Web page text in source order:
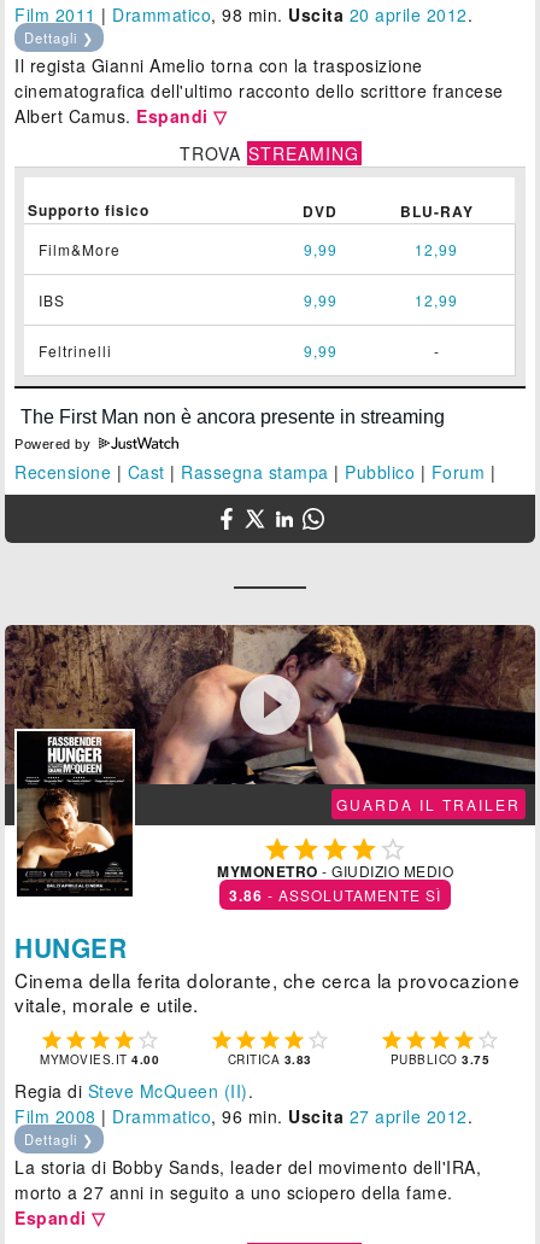
Film 2011 | Drammatico, 98 min. Uscita 20 aprile 2012.
Dettagli ❯
Il regista Gianni Amelio torna con la trasposizione
cinematografica dell'ultimo racconto dello scrittore francese
Albert Camus. Espandi ▽
TROVA STREAMING
Supporto fisico DVD BLU-RAY
Film&More 9,99 12,99
IBS 9,99 12,99
Feltrinelli 9,99 -
Powered by
Recensione | Cast | Rassegna stampa | Pubblico | Forum |

GUARDA IL TRAILER
 
MYMONETRO - GIUDIZIO MEDIO
3.86 - ASSOLUTAMENTE SÌ
HUNGER
Cinema della ferita dolorante, che cerca la provocazione
vitale, morale e utile.
    
MYMOVIES.IT4.00
    
CRITICA 3.83
    
PUBBLICO3.75
Regia di Steve McQueen (II).
Film 2008 | Drammatico, 96 min. Uscita 27 aprile 2012.
Dettagli ❯
La storia di Bobby Sands, leader del movimento dell'IRA,
morto a 27 anni in seguito a uno sciopero della fame.
Espandi ▽